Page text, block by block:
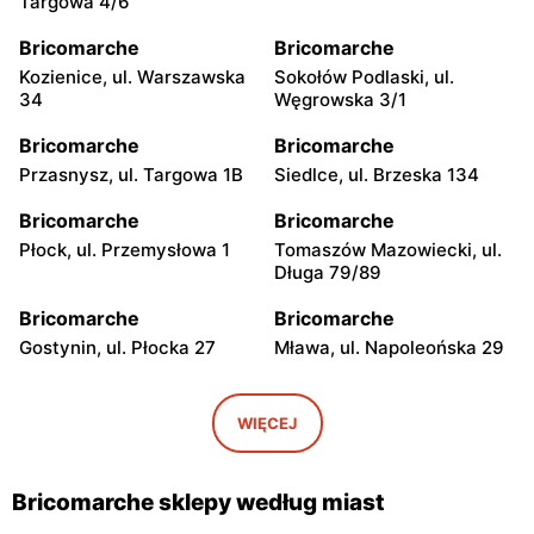
Bricomarche
Kozienice, ul. Warszawska
34
Bricomarche
Sokołów Podlaski, ul.
Węgrowska 3/1
Bricomarche
Przasnysz, ul. Targowa 1B
Bricomarche
Siedlce, ul. Brzeska 134
Bricomarche
Płock, ul. Przemysłowa 1
Bricomarche
Tomaszów Mazowiecki, ul.
Długa 79/89
Bricomarche
Gostynin, ul. Płocka 27
Bricomarche
Mława, ul. Napoleońska 29
Kutno, ul. Oporowska 12
Bricomarche
Sierpc, ul. Tadeusza
Kościuszki 4D
Bricomarche Bricomarche
Międzyrzec Podlaski, ul.
WIĘCEJ
Bricomarche sklepy według miast